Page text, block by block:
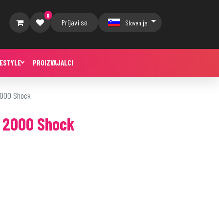
0
Prijavi se Slovenija
PROIZVAJALCI
Shock
Shock